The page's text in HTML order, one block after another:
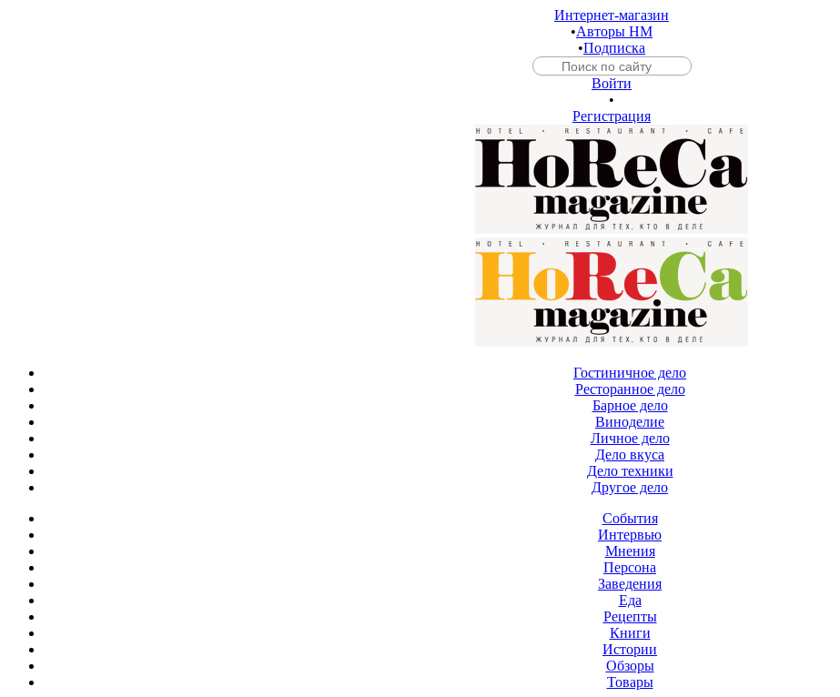
Интернет-магазин
•Авторы HM
•Подписка
Войти
•
Регистрация
Гостиничное дело
Ресторанное дело
Барное дело
Виноделие
Личное дело
Дело вкуса
Дело техники
Другое дело
События
Интервью
Мнения
Персона
Заведения
Еда
Рецепты
Книги
Истории
Обзоры
Товары